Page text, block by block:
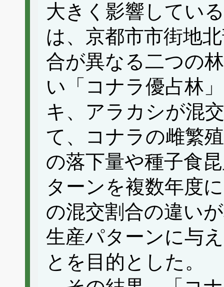
大きく影響してい
は、京都市市街地
合が異なる二つの
い「コナラ優占林
キ、アラカシが混
て、コナラの雌繁
の落下量や種子食
ターンを複数年度
の混交割合の違い
生産パターンに与
とを目的とした。